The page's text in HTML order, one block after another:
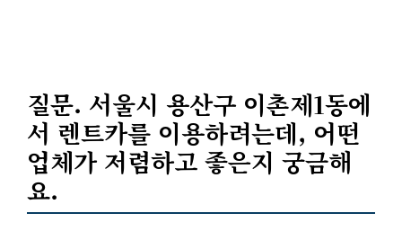
질문. 서울시 용산구 이촌제1동에
서 렌트카를 이용하려는데, 어떤
업체가 저렴하고 좋은지 궁금해
요.